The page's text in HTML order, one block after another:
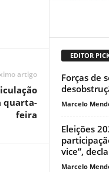
artigo
quarta-
feira
EDITOR
Forças de
Marcelo
Eleições
vice”,
Marcelo